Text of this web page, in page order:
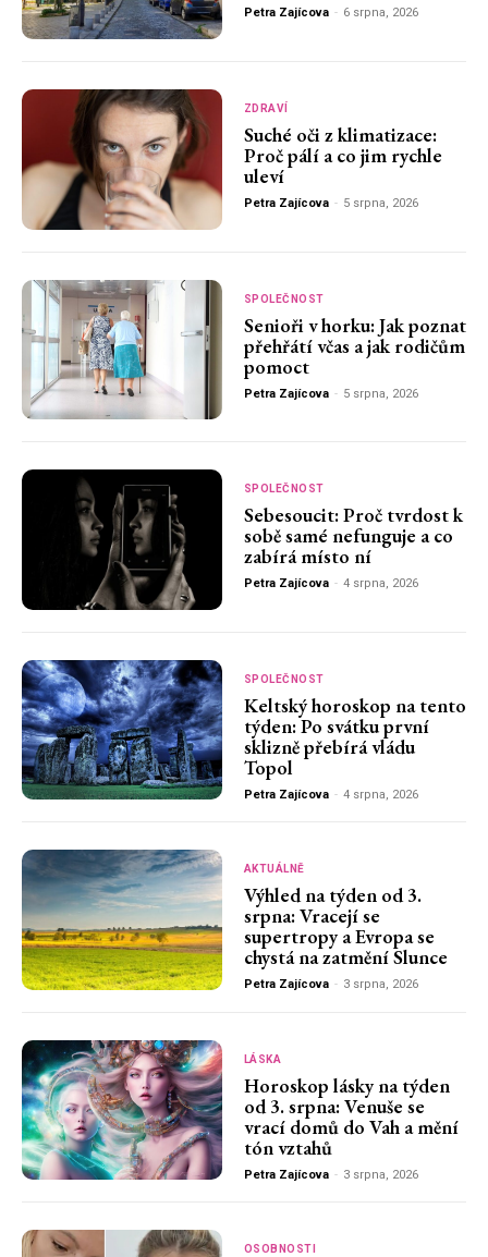
Petra Zajícova - 6 srpna, 2026
ZDRAVÍ
Suché oči z klimatizace:
Proč pálí a co jim rychle
uleví
Petra Zajícova - 5 srpna, 2026
SPOLEČNOST
Senioři v horku: Jak poznat
přehřátí včas a jak rodičům
pomoct
Petra Zajícova - 5 srpna, 2026
SPOLEČNOST
Sebesoucit: Proč tvrdost k
sobě samé nefunguje a co
zabírá místo ní
Petra Zajícova - 4 srpna, 2026
SPOLEČNOST
Keltský horoskop na tento
týden: Po svátku první
sklizně přebírá vládu
Topol
Petra Zajícova - 4 srpna, 2026
AKTUÁLNĚ
Výhled na týden od 3.
srpna: Vracejí se
supertropy a Evropa se
chystá na zatmění Slunce
Petra Zajícova - 3 srpna, 2026
LÁSKA
Horoskop lásky na týden
od 3. srpna: Venuše se
vrací domů do Vah a mění
tón vztahů
Petra Zajícova - 3 srpna, 2026
OSOBNOSTI